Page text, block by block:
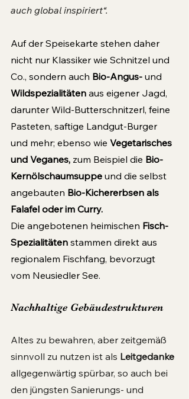
auch global inspiriert“.
Auf der Speisekarte stehen daher
nicht nur Klassiker wie Schnitzel und
Co., sondern auch Bio-Angus- und
Wildspezialitäten aus eigener Jagd,
darunter Wild-Butterschnitzerl, feine
Pasteten, saftige Landgut-Burger
und mehr; ebenso wie Vegetarisches
und Veganes, zum Beispiel die Bio-
Kernölschaumsuppe und die selbst
angebauten Bio-Kichererbsen als
Falafel oder im Curry.
Die angebotenen heimischen Fisch-
Spezialitäten stammen direkt aus
regionalem Fischfang, bevorzugt
vom Neusiedler See.
Nachhaltige Gebäudestrukturen
Altes zu bewahren, aber zeitgemäß
sinnvoll zu nutzen ist als Leitgedanke
allgegenwärtig spürbar, so auch bei
den jüngsten Sanierungs- und